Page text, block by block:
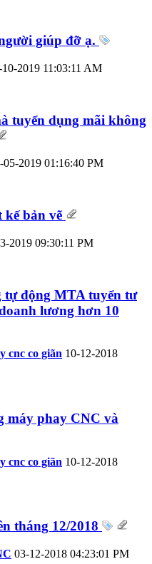
giúp đỡ ạ.
2019 11:03:11 AM
tuyển dụng mãi không
05-2019 01:16:40 PM
kế bản vẽ
2019 09:30:11 PM
động MTA tuyển tư
lương hơn 10
cnc co giãn 10-12-2018
máy phay CNC và
cnc co giãn 10-12-2018
tháng 12/2018
03-12-2018 04:23:01 PM